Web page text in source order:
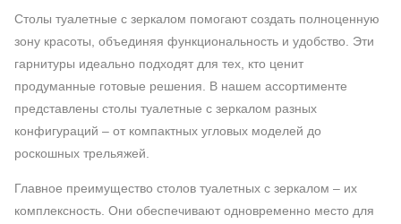
Столы туалетные с зеркалом помогают создать полноценную
зону красоты, объединяя функциональность и удобство. Эти
гарнитуры идеально подходят для тех, кто ценит
продуманные готовые решения. В нашем ассортименте
представлены столы туалетные с зеркалом разных
конфигураций – от компактных угловых моделей до
роскошных трельяжей.
Главное преимущество столов туалетных с зеркалом – их
комплексность. Они обеспечивают одновременно место для